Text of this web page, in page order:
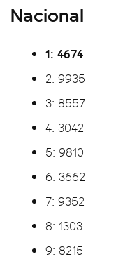
Nacional
1: 4674
2: 9935
3: 8557
4: 3042
5: 9810
6: 3662
7: 9352
8: 1303
9: 8215